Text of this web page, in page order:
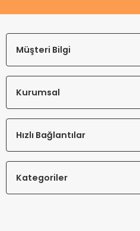
Müşteri Bilgi
Kurumsal
Hızlı Bağlantılar
Kategoriler